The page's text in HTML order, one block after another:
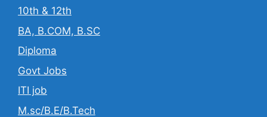
10th & 12th
BA, B.COM, B.SC
Diploma
Govt Jobs
ITI job
M.sc/B.E/B.Tech